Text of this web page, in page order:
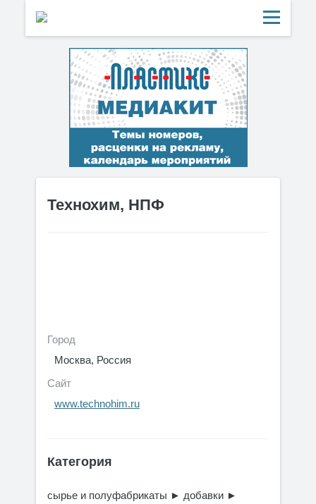
Технохим, НПФ
Город
Москва, Россия
Сайт
www.technohim.ru
Категория
сырье и полуфабрикаты ► добавки ►